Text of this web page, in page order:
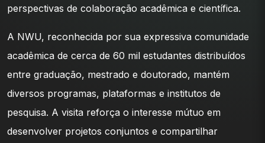
perspectivas de colaboração acadêmica e científica.
A NWU, reconhecida por sua expressiva comunidade
acadêmica de cerca de 60 mil estudantes distribuídos
entre graduação, mestrado e doutorado, mantém
diversos programas, plataformas e institutos de
pesquisa. A visita reforça o interesse mútuo em
desenvolver projetos conjuntos e compartilhar